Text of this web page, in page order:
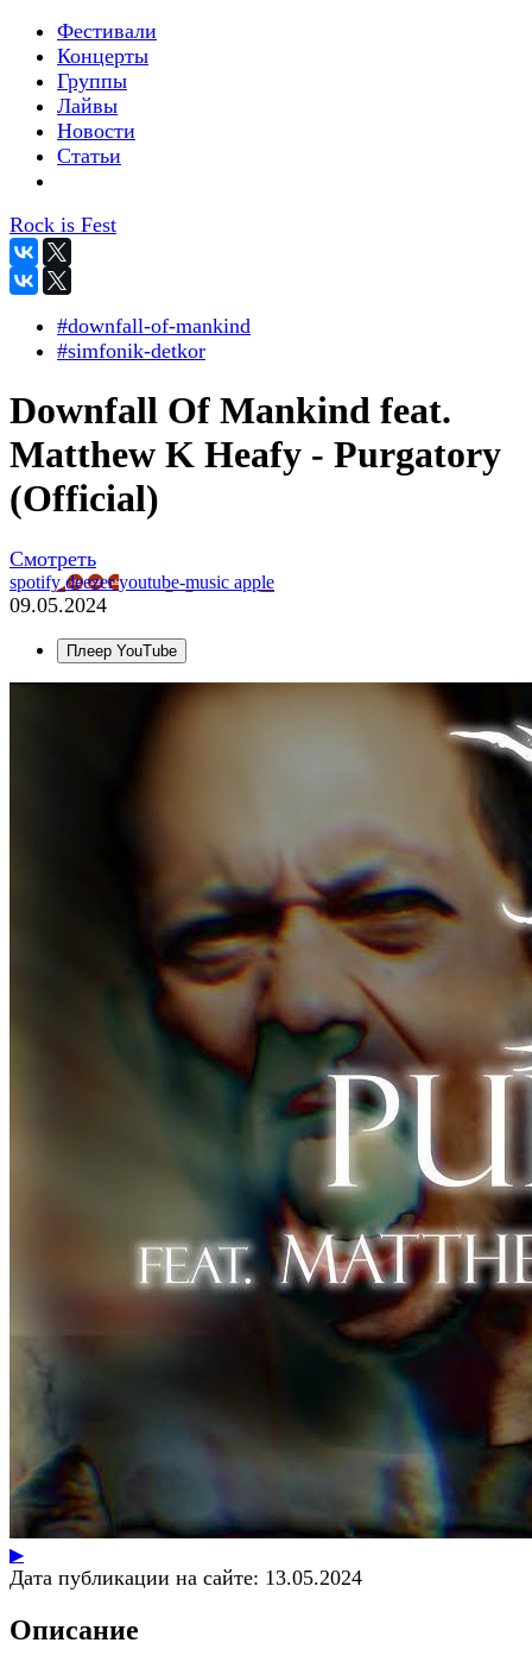
Фестивали
Концерты
Группы
Лайвы
Новости
Статьи
Rock is Fest
#downfall-of-mankind
#simfonik-detkor
Downfall Of Mankind feat.
Matthew K Heafy - Purgatory
(Official)
Смотреть
spotifydeezeryoutube-music apple
09.05.2024
Плеер YouTube
▶
Дата публикации на сайте: 13.05.2024
Описание